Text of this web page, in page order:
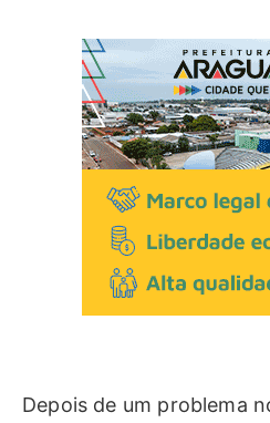
Depois de um problema